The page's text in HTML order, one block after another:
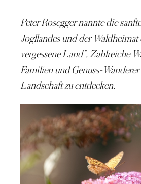
Peter Rosegger nannte die
Jogllandesund der Waldheimat
vergessene Land". Zahlreiche
FamilienundGenuss-Wanderer
Landschaft zu entdecken.